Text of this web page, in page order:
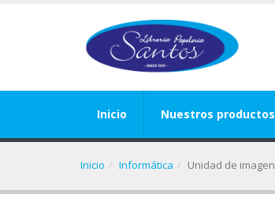
Inicio Nuestros productos
Inicio Informática Unidad de imagen